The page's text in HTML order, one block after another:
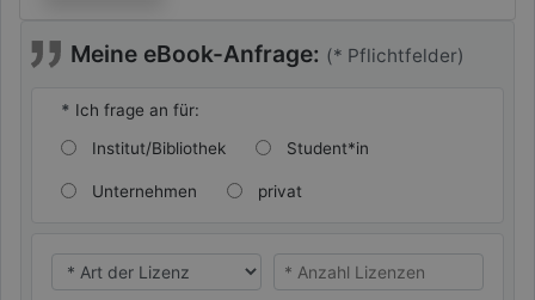
Meine eBook-Anfrage: (* Pflichtfelder)
* Ich frage an für:
Institut/Bibliothek
Student*in
Unternehmen privat
* Ich benötige eine * Ich benötige eine